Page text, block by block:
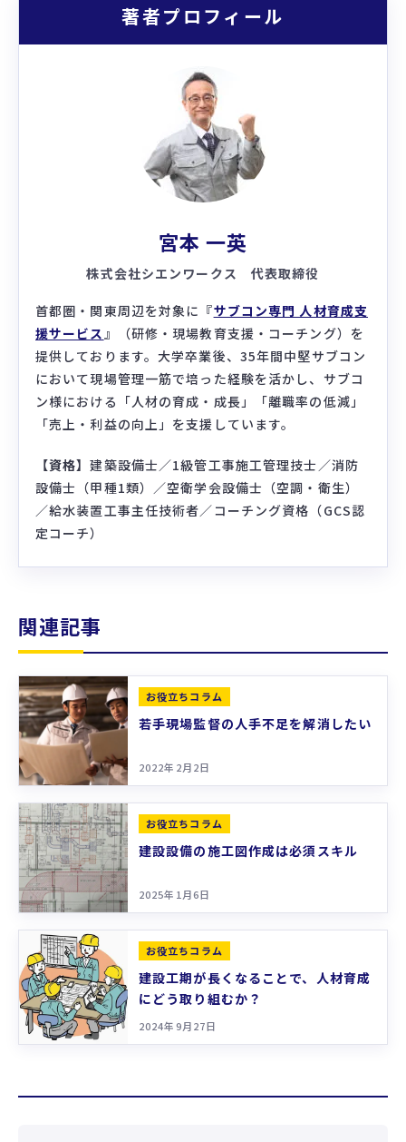
著者プロフィール
宮本 一英
株式会社シエンワークス 代表取締役
首都圏・関東周辺を対象に『サブコン専門 人材育成支
援サービス』（研修・現場教育支援・コーチング）を
提供しております。大学卒業後、35年間中堅サブコン
において現場管理一筋で培った経験を活かし、サブコ
ン様における「人材の育成・成長」「離職率の低減」
「売上・利益の向上」を支援しています。
【資格】建築設備士／1級管工事施工管理技士／消防
設備士（甲種1類）／空衛学会設備士（空調・衛生）
／給水装置工事主任技術者／コーチング資格（GCS認
定コーチ）
関連記事
お役立ちコラム
若手現場監督の人手不足を解消したい
2022年2月2日
お役立ちコラム
建設設備の施工図作成は必須スキル
2025年1月6日
お役立ちコラム
建設工期が長くなることで、人材育成
にどう取り組むか？
2024年9月27日